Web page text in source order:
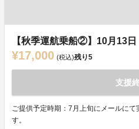
【秋季運航乗船②】10月13
¥17,000 (税込)残り5
支援
ご提供予定時期：7月上旬にメールに
す。